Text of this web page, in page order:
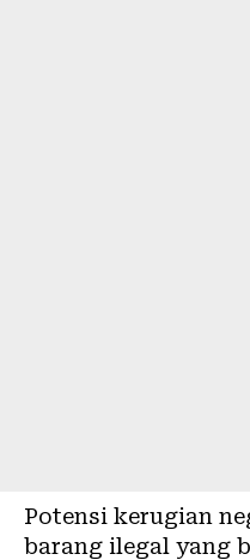
Potensi kerugian
barang ilegal yang